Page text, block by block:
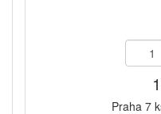
Praha 7